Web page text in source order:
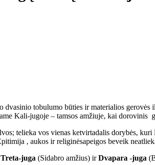
tobulumo būties ir materialios
Kali-jugoje – tamsos amžiuje, kai dorovinis
telieka vos vienas ketvirtadalis dorybės,
, aukos ir religinėsapeigos beveik
Treta-juga (Sidabro amžius) irDvapara -juga